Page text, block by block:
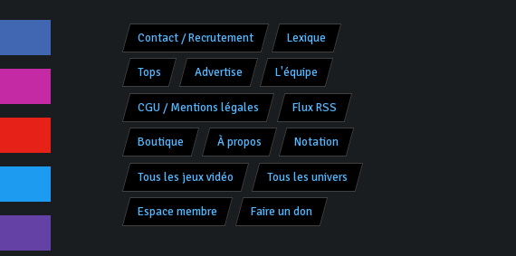
Contact / Recrutement Lexique
Tops Advertise L'équipe
CGU / Mentions légales Flux RSS
Boutique À propos Notation
Tous les jeux vidéo Tous les univers
Espace membre Faire un don